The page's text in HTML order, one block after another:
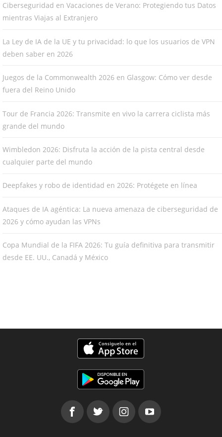
Ciberseguridad en Vacaciones de Verano: Protegiendo tus Datos
mientras Viajas al Extranjero
La Ley de IA de la UE y tu privacidad: lo que los usuarios de VPN
deben saber en 2026
Juegos de la Commonwealth 2026 en Glasgow: Cómo ver desde
fuera del Reino Unido
Tour de Francia 2026: Transmite en vivo la carrera ciclista más
grande del mundo
Wimbledon 2026: Disfruta la acción de la pista central desde
cualquier parte del mundo
Deepfakes y robo de identidad en 2026: Protégete en línea
Ataques de IA agéntica: La nueva amenaza de ciberseguridad de
2026 y cómo ayudan las VPNs
Copa Mundial de la FIFA 2026: Tu guía definitiva para transmitir
desde EE. UU., Canadá y México